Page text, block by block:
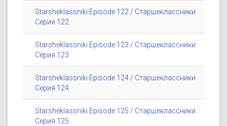
Starsheklassniki Episode 122 / Старшеклассники
Серия 122
Starsheklassniki Episode 123 / Старшеклассники
Серия 123
Starsheklassniki Episode 124 / Старшеклассники
Серия 124
Starsheklassniki Episode 125 / Старшеклассники
Серия 125